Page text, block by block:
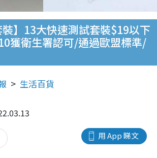
裝】13大快速測試套裝$19以下
獲衛生署認可/通過歐盟標準/
生活百貨
用 App 睇文